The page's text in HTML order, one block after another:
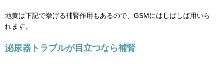
地黄は下記で挙げる補腎作用もあるので、GSMにはしばしば用いら
れます。
泌尿器トラブルが目立つなら補腎